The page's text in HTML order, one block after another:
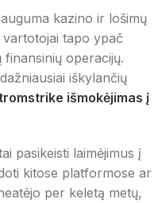
kazino ir lošimų
tapo ypač
operacijų.
iškylančių
išmokėjimas į
pasikeisti laimėjimus į
kitose platformose ar
per keletą metų,